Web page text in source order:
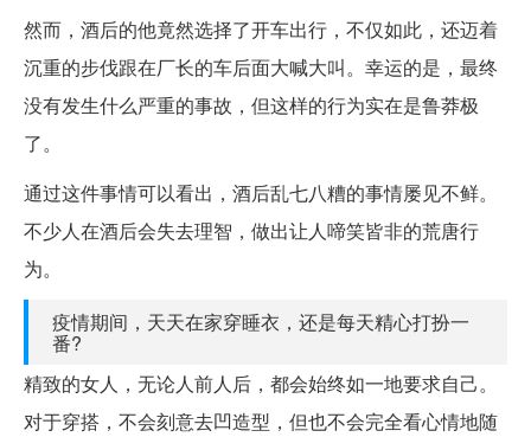
然而，酒后的他竟然选择了开车出行，不仅如此，还迈着
沉重的步伐跟在厂长的车后面大喊大叫。幸运的是，最终
没有发生什么严重的事故，但这样的行为实在是鲁莽极
了。
通过这件事情可以看出，酒后乱七八糟的事情屡见不鲜。
不少人在酒后会失去理智，做出让人啼笑皆非的荒唐行
为。
疫情期间，天天在家穿睡衣，还是每天精心打扮一
番?
精致的女人，无论人前人后，都会始终如一地要求自己。
对于穿搭，不会刻意去凹造型，但也不会完全看心情地随